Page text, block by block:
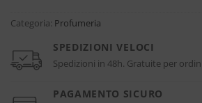
Categoria: Profumeria
SPEDIZIONI VELOCI
Spedizioni in 48h. Gratuite per
PAGAMENTO SICURO